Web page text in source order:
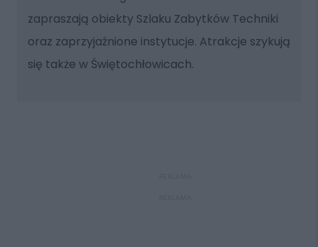
zapraszają obiekty Szlaku Zabytków Techniki
oraz zaprzyjaźnione instytucje. Atrakcje szykują
się także w Świętochłowicach.